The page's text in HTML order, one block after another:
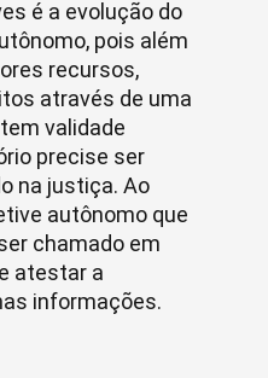
é a evolução do
pois além
recursos,
através de uma
validade
precise ser
na justiça. Ao
autônomo que
chamado em
atestar a
informações.